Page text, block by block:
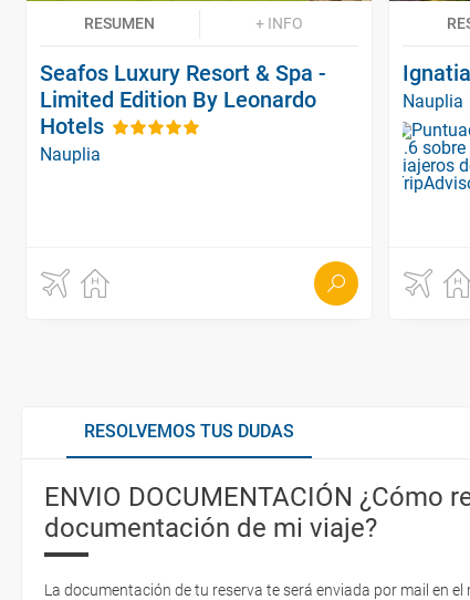
RESUMEN + INFO
Seafos Luxury Resort & Spa -
Limited Edition By Leonardo
Hotels
Nauplia
Nauplia
RESOLVEMOS TUS DUDAS
ENVIO DOCUMENTACIÓN ¿Cómo
documentación de mi viaje?
La documentación de tu reserva te será enviada por mail en